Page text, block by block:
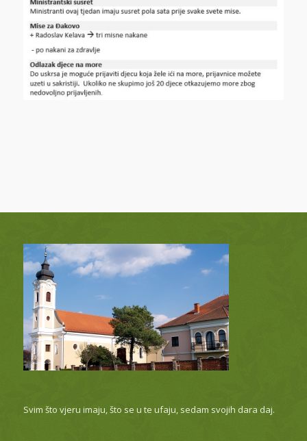
Svim što vjeru imaju, što se u te ufaju, sedam svojih dara daj.